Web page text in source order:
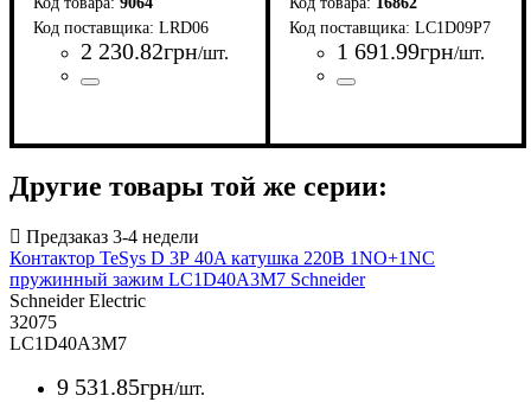
LRD06
2 230.82грн/шт.
LC1D09P7
1 691.99грн/шт.
Другие товары той же серии:
Контактор TeSys D 3Р 40A катушка 220В 1NO+1NC
пружинный зажим LC1D40A3M7 Schneider
Schneider Electric
32075
LC1D40A3M7
9 531.85грн/шт.